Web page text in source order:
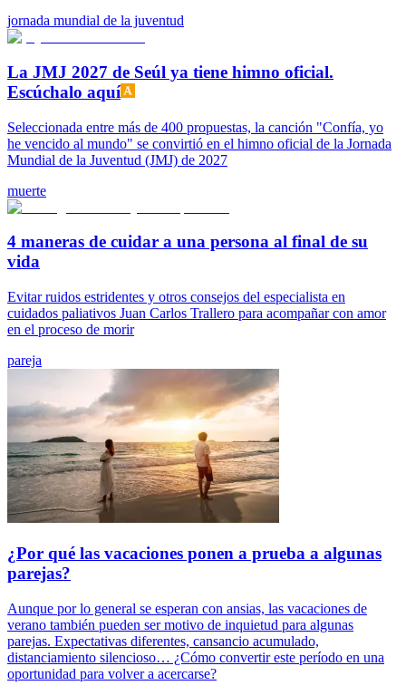
jornada mundial de la juventud
La JMJ 2027 de Seúl ya tiene himno oficial.
Escúchalo aquí
Seleccionada entre más de 400 propuestas, la canción "Confía, yo
he vencido al mundo" se convirtió en el himno oficial de la Jornada
Mundial de la Juventud (JMJ) de 2027
muerte
4 maneras de cuidar a una persona al final de su
vida
Evitar ruidos estridentes y otros consejos del especialista en
cuidados paliativos Juan Carlos Trallero para acompañar con amor
en el proceso de morir
pareja
¿Por qué las vacaciones ponen a prueba a algunas
parejas?
Aunque por lo general se esperan con ansias, las vacaciones de
verano también pueden ser motivo de inquietud para algunas
parejas. Expectativas diferentes, cansancio acumulado,
distanciamiento silencioso… ¿Cómo convertir este período en una
oportunidad para volver a acercarse?